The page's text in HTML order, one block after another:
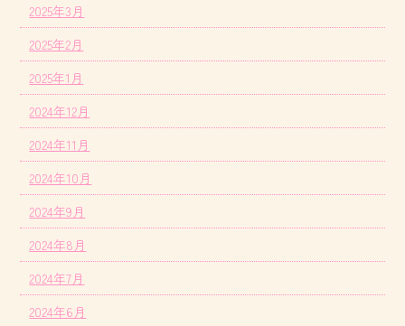
2025年3月
2025年2月
2025年1月
2024年12月
2024年11月
2024年10月
2024年9月
2024年8月
2024年7月
2024年6月